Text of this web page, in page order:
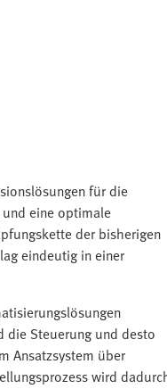
für die
eine optimale
der bisherigen
eindeutig in einer
die Steuerung und desto
Ansatzsystem über
wird